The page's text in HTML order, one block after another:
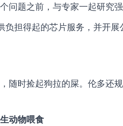
问题之前，与专家一起研究
负担得起的芯片服务，并开
随时捡起狗拉的屎。伦多还
动物喂食